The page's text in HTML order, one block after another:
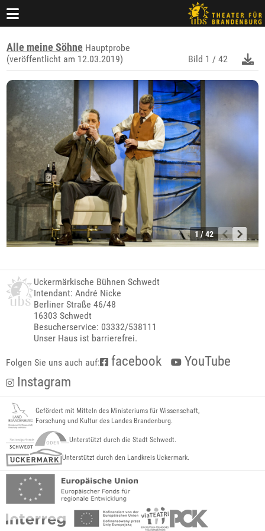
Alle meine Söhne Hauptprobe
(veröffentlicht am 12.03.2019)
Bild 1 / 42
1 / 42
Uckermärkische Bühnen Schwedt
Intendant: André Nicke
Berliner Straße 46/48
16303 Schwedt
Besucherservice: 03332/538111
Unser Haus ist barrierefrei.
Folgen Sie uns auch auf: facebook
YouTube
Instagram
Gefördert mit Mitteln des Ministeriums für Wissenschaft,
Forschung und Kultur des Landes Brandenburg.
Unterstützt durch die Stadt Schwedt.
Unterstützt durch den Landkreis Uckermark.